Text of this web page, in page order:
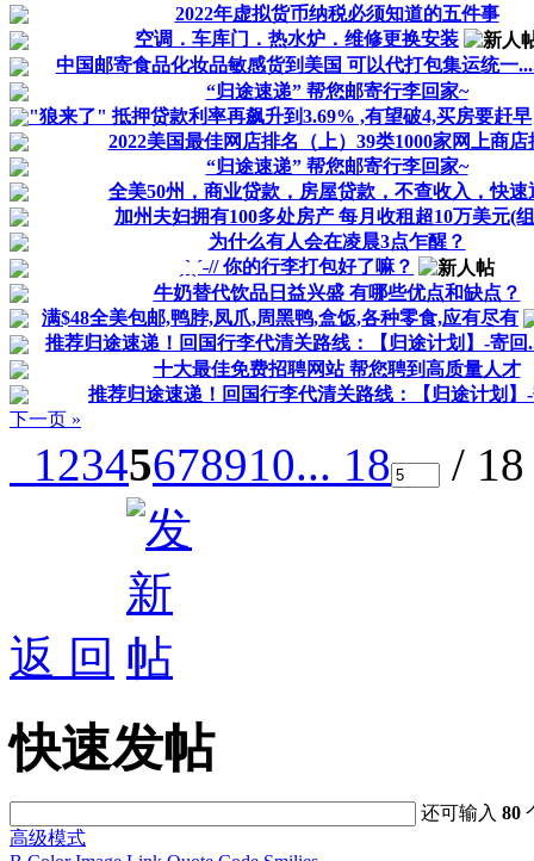
2022年虚拟货币纳税必须知道的五件事
空调．车库门．热水炉．维修更换安装
中国邮寄食品化妆品敏感货到美国 可以代打包集运统一
“归途速递” 帮您邮寄行李回家~
"狼来了" 抵押贷款利率再飙升到3.69% ,有望破4,买房要赶早
2022美国最佳网店排名（上）39类1000家网上商店
“归途速递” 帮您邮寄行李回家~
全美50州，商业贷款，房屋贷款，不查收入，快速
加州夫妇拥有100多处房产 每月收租超10万美元(
为什么有人会在凌晨3点乍醒？
ˏˋ︎︎ˎˊ˗// 你的行李打包好了嘛？
牛奶替代饮品日益兴盛 有哪些优点和缺点？
满$48全美包邮,鸭脖,凤爪,周黑鸭,盒饭,各种零食,应有尽有
推荐归途速递！回国行李代清关路线：【归途计划】-寄回
十大最佳免费招聘网站 帮您聘到高质量人才
推荐归途速递！回国行李代清关路线：【归途计划】
下一页 »
12345678910... 18 /
返 回
快速发帖
还可输入80
高级模式